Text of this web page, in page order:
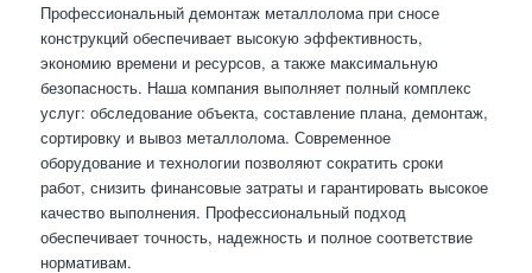
Профессиональный демонтаж металлолома при сносе
конструкций обеспечивает высокую эффективность,
экономию времени и ресурсов, а также максимальную
безопасность. Наша компания выполняет полный комплекс
услуг: обследование объекта, составление плана, демонтаж,
сортировку и вывоз металлолома. Современное
оборудование и технологии позволяют сократить сроки
работ, снизить финансовые затраты и гарантировать высокое
качество выполнения. Профессиональный подход
обеспечивает точность, надежность и полное соответствие
нормативам.